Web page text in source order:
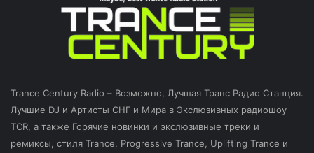
Trance Century Radio – Возможно, Лучшая Транс Радио Станция.
Лучшие DJ и Артисты СНГ и Мира в Экслюзивных радиошоу
TCR, а также Горячие новинки и экслюзивные треки и
ремиксы, стиля Trance, Progressive Trance, Uplifting Trance и